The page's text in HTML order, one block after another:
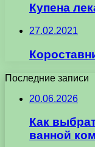
Купена
27.02.2021
Последние записи
20.06.2026
Как
ванной